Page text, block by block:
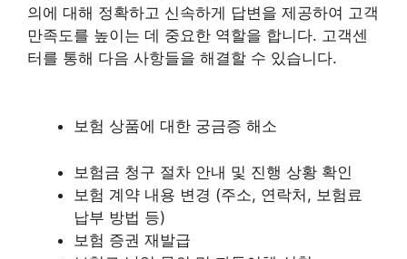
의에 대해 정확하고 신속하게 답변을 제공하여 고객
만족도를 높이는 데 중요한 역할을 합니다. 고객센
터를 통해 다음 사항들을 해결할 수 있습니다.
보험 상품에 대한 궁금증 해소
보험금 청구 절차 안내 및 진행 상황 확인
보험 계약 내용 변경 (주소, 연락처, 보험료
납부 방법 등)
보험 증권 재발급